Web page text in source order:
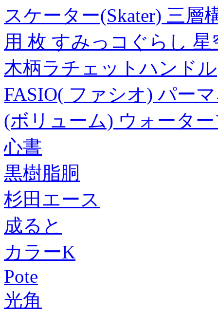
スケーター(Skater) 三層
用 枚 すみっコぐらし
木柄ラチェットハンドル
FASIO( ファシオ) パー
(ボリューム) ウォータ
心書
黒樹脂胴
杉田エース
成ると
カラーK
Pote
光角